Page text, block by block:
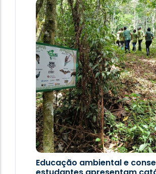
Educação ambiental e
Administração 2025-2029
22 de September de 2025